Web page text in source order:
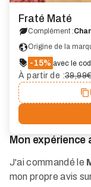
Fraté Maté
Complément :
Origine de la
-15% avec le
À partir de :
Mon expérience
J'ai commandé le
mon propre avis